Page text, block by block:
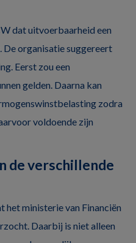
dat uitvoerbaarheid een
organisatie suggereert
Eerst zou een
gelden. Daarna kan
zodra
voldoende zijn
de verschillende
ministerie van Financiën
Daarbij is niet alleen